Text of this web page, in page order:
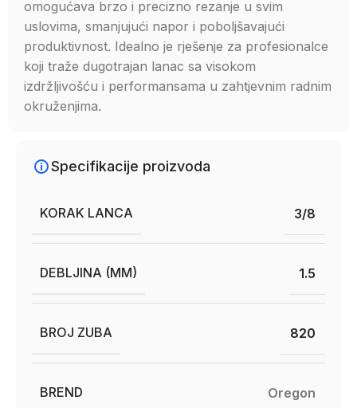
omogućava brzo i precizno rezanje u svim
uslovima, smanjujući napor i poboljšavajući
produktivnost. Idealno je rješenje za profesionalce
koji traže dugotrajan lanac sa visokom
izdržljivošću i performansama u zahtjevnim radnim
okruženjima.
Specifikacije proizvoda
KORAK LANCA 3/8
DEBLJINA (MM) 1.5
BROJ ZUBA 820
BREND Oregon